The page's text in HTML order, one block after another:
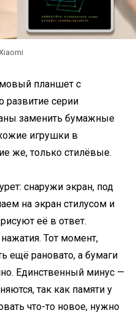
планшет с
развитие серии
заменить бумажные
игрушки в
же, только стилёвые.
снаружи экран, под
на экран стилусом и
её в ответ.
Тот момент,
ещё рановато, а бумаги
Единственный минус —
так как памяти у
что-то новое, нужно